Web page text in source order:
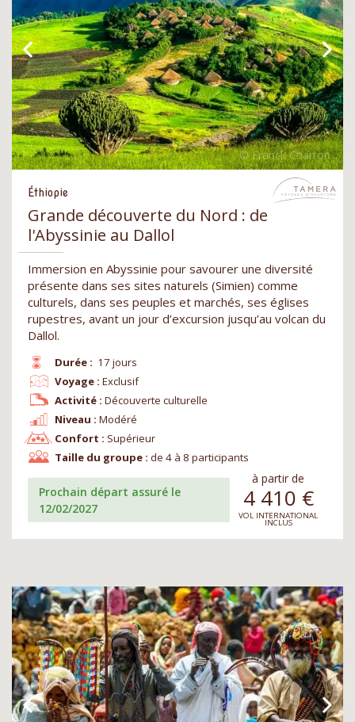
Éthiopie
Grande découverte du Nord : de
l'Abyssinie au Dallol
Immersion en Abyssinie pour savourer une diversité
présente dans ses sites naturels (Simien) comme
culturels, dans ses peuples et marchés, ses églises
rupestres, avant un jour d’excursion jusqu’au volcan du
Dallol.
Durée : 17 jours
Niveau : Modéré
Voyage : Exclusif
Confort : Supérieur
Activité : Découverte culturelle
Taille du groupe : de 4 à 8 participants
Prochain départ assuré le
12/02/2027
à partir de
4 410 €
VOL INTERNATIONAL
INCLUS